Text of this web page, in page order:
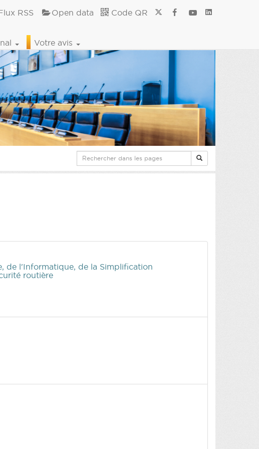
RSS Open data Code QR
Votre avis
de l'Informatique, de la Simplification
routière